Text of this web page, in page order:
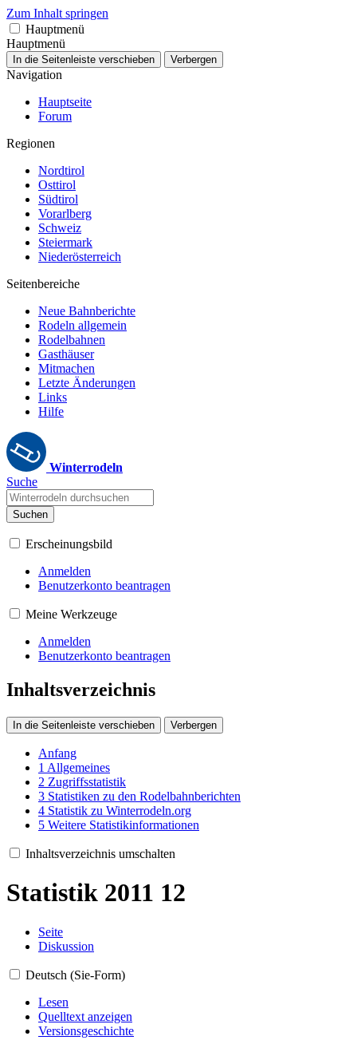
Zum Inhalt springen
Hauptmenü
Hauptmenü
In die Seitenleiste verschieben Verbergen
Navigation
Hauptseite
Forum
Regionen
Nordtirol
Osttirol
Südtirol
Vorarlberg
Schweiz
Steiermark
Niederösterreich
Seitenbereiche
Neue Bahnberichte
Rodeln allgemein
Rodelbahnen
Gasthäuser
Mitmachen
Letzte Änderungen
Links
Hilfe
Winterrodeln
Suche
Suchen
Erscheinungsbild
Anmelden
Benutzerkonto beantragen
Meine Werkzeuge
Anmelden
Benutzerkonto beantragen
Inhaltsverzeichnis
In die Seitenleiste verschieben Verbergen
Anfang
1 Allgemeines
2 Zugriffsstatistik
3 Statistiken zu den Rodelbahnberichten
4 Statistik zu Winterrodeln.org
5 Weitere Statistikinformationen
Inhaltsverzeichnis umschalten
Statistik 2011 12
Seite
Diskussion
Deutsch (Sie-Form)
Lesen
Quelltext anzeigen
Versionsgeschichte